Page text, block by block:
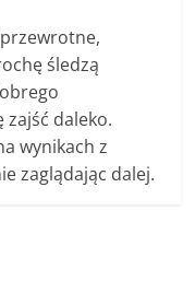
śledzą
daleko.
wynikach z
zaglądając dalej.